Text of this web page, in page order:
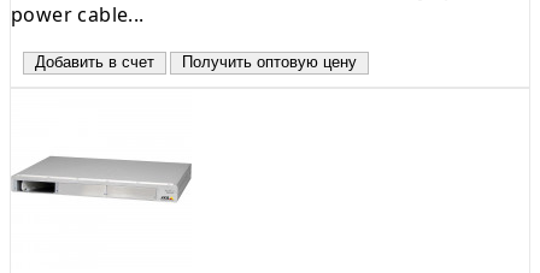
power cable...
Добавить в счет Получить оптовую цену